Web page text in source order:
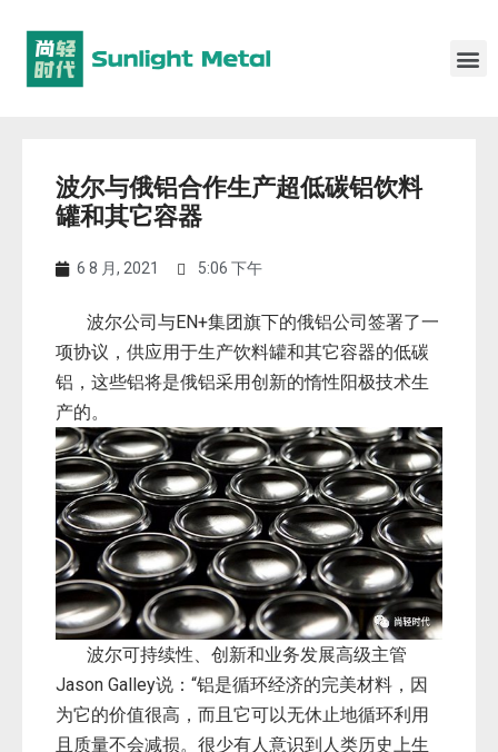
波尔与俄铝合作生产超低碳铝饮料
罐和其它容器
6 8 月, 2021 5:06 下午
波尔公司与EN+集团旗下的俄铝公司签署了一
项协议，供应用于生产饮料罐和其它容器的低碳
铝，这些铝将是俄铝采用创新的惰性阳极技术生
产的。
波尔可持续性、创新和业务发展高级主管
Jason Galley说：“铝是循环经济的完美材料，因
为它的价值很高，而且它可以无休止地循环利用
且质量不会减损。很少有人意识到人类历史上生